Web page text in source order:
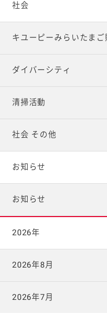
社会
キユーピーみらいたまご
ダイバーシティ
清掃活動
社会 その他
お知らせ
お知らせ
2026年
2026年8月
2026年7月